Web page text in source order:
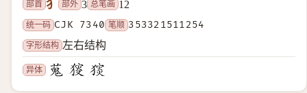
部首 犭 部外 3 总笔画 12
统一码 CJK 7340 笔顺 353321511254
字形结构 左右结构
异体